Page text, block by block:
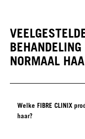
NORMAAL
Welke FIBRE CLINIX
haar?